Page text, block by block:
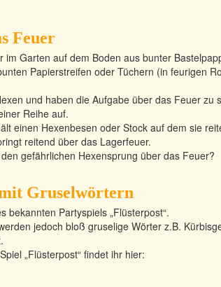
Feuer
im Garten auf dem Boden aus bunter
Papierstreifen oder Tüchern (in feurigen
und haben die Aufgabe über das Feuer zu
Reihe auf.
einen Hexenbesen oder Stock auf dem sie
reitend über das Lagerfeuer.
gefährlichen Hexensprung über das Feuer?
Gruselwörtern
bekannten Partyspiels „Flüsterpost“.
jedoch bloß gruselige Wörter z.B.
„Flüsterpost“ findet ihr hier: